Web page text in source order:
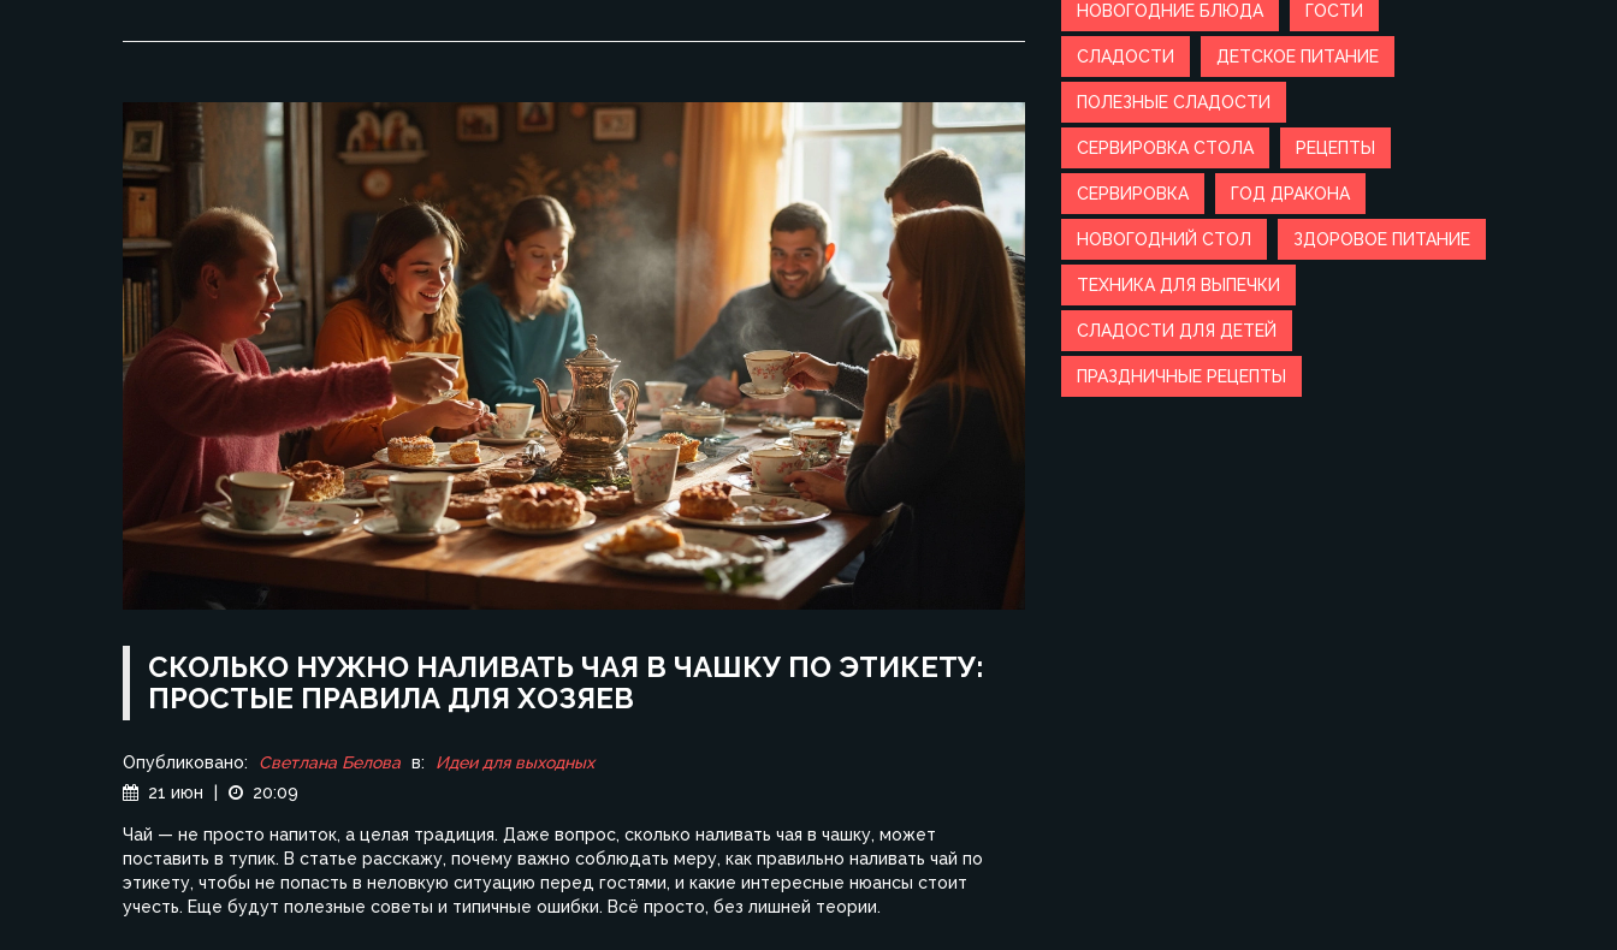
СКОЛЬКО НУЖНО НАЛИВАТЬ ЧАЯ В ЧАШКУ ПО ЭТИКЕТУ:
ПРОСТЫЕ ПРАВИЛА ДЛЯ ХОЗЯЕВ
Опубликовано: Светлана Белова в:
Идеи для выходных
21 июн
20:09
Чай — не просто напиток, а целая традиция. Даже вопрос, сколько наливать чая в чашку, может
поставить в тупик. В статье расскажу, почему важно соблюдать меру, как правильно наливать чай по
этикету, чтобы не попасть в неловкую ситуацию перед гостями, и какие интересные нюансы стоит
учесть. Еще будут полезные советы и типичные ошибки. Всё просто, без лишней теории.
НОВОГОДНИЕ БЛЮДА ГОСТИ
СЛАДОСТИ ДЕТСКОЕ ПИТАНИЕ
ПОЛЕЗНЫЕ СЛАДОСТИ
СЕРВИРОВКА СТОЛА РЕЦЕПТЫ
СЕРВИРОВКА ГОД ДРАКОНА
НОВОГОДНИЙ СТОЛ ЗДОРОВОЕ ПИТАНИЕ
ТЕХНИКА ДЛЯ ВЫПЕЧКИ
СЛАДОСТИ ДЛЯ ДЕТЕЙ
ПРАЗДНИЧНЫЕ РЕЦЕПТЫ